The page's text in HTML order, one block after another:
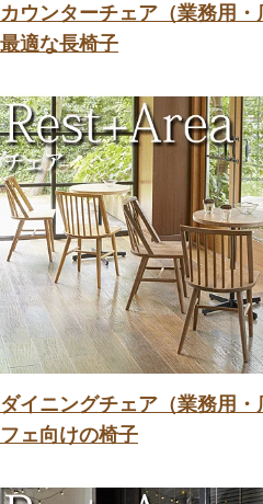
カウンターチェア（業務用
最適な長椅子
ダイニングチェア（業務用
フェ向けの椅子